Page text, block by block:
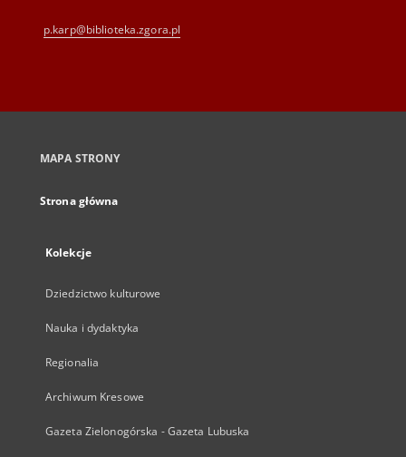
p.karp@biblioteka.zgora.pl
MAPA STRONY
Strona główna
Kolekcje
Dziedzictwo kulturowe
Nauka i dydaktyka
Regionalia
Archiwum Kresowe
Gazeta Zielonogórska - Gazeta Lubuska